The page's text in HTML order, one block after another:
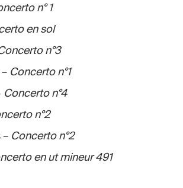
n° 1
en sol
n°3
Concerto n°1
Concerto n°4
n°2
Concerto n°2
en ut mineur 491